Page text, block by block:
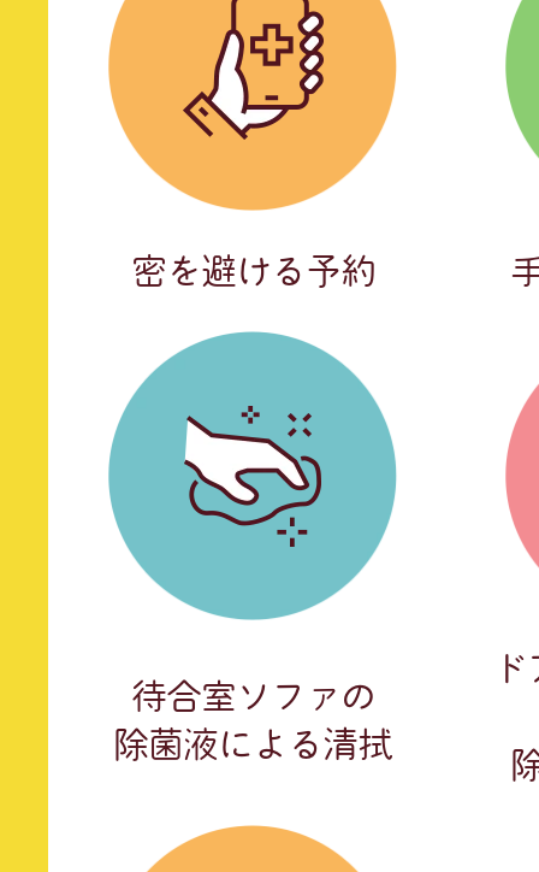
密を避ける予約
待合室ソファの
除菌液による清拭